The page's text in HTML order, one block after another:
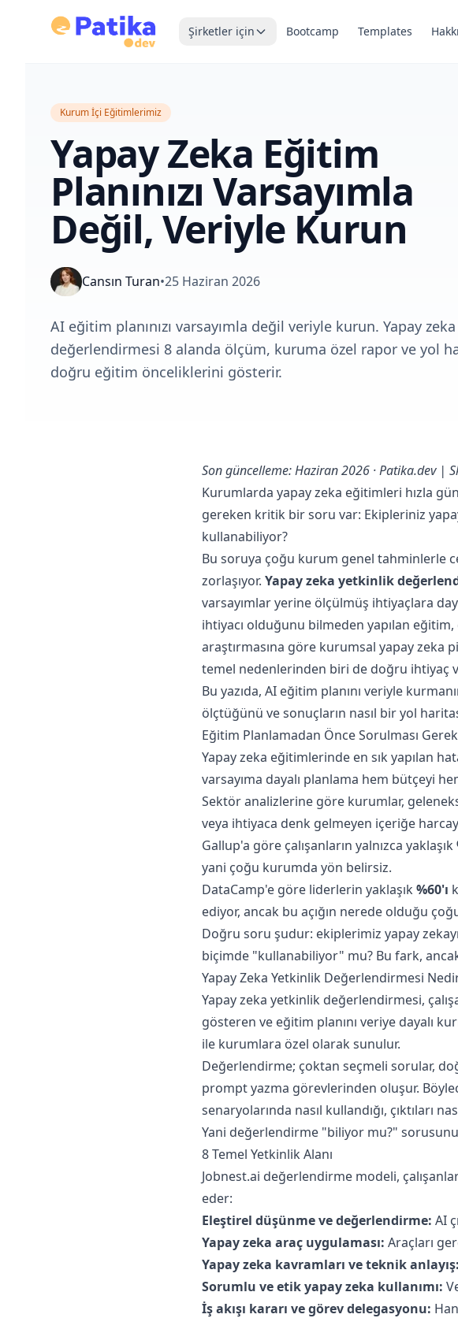
Şirketler için Bootcamp Templates
Kurum İçi Eğitimlerimiz
Yapay Zeka Eğitim
Planınızı Varsayımla
Değil, Veriyle Kurun
Cansın Turan•25 Haziran 2026
AI eğitim planınızı varsayımla değil veriyle kurun. Yapay
değerlendirmesi 8 alanda ölçüm, kuruma özel rapor ve yol
doğru eğitim önceliklerini gösterir.
Son güncelleme: Haziran 2026 · Patika.dev |
Kurumlarda yapay zeka eğitimleri hızla
gereken kritik bir soru var: Ekipleriniz
kullanabiliyor?
Bu soruya çoğu kurum genel tahminlerle
zorlaşıyor. Yapay zeka yetkinlik
varsayımlar yerine ölçülmüş ihtiyaçlara
ihtiyacı olduğunu bilmeden yapılan
araştırmasına göre kurumsal yapay zeka
temel nedenlerinden biri de doğru ihtiyaç
Bu yazıda, AI eğitim planını veriyle
ölçtüğünü ve sonuçların nasıl bir yol
Eğitim Planlamadan Önce Sorulması
Yapay zeka eğitimlerinde en sık yapılan
varsayıma dayalı planlama hem bütçeyi
Sektör analizlerine göre kurumlar,
veya ihtiyaca denk gelmeyen içeriğe
Gallup'a göre çalışanların yalnızca yaklaşık
yani çoğu kurumda yön belirsiz.
DataCamp'e göre liderlerin yaklaşık %60'ı
ediyor, ancak bu açığın nerede olduğu
Doğru soru şudur: ekiplerimiz yapay
biçimde "kullanabiliyor" mu? Bu fark,
Yapay Zeka Yetkinlik Değerlendirmesi
Yapay zeka yetkinlik değerlendirmesi,
gösteren ve eğitim planını veriye dayalı
ile kurumlara özel olarak sunulur.
Değerlendirme; çoktan seçmeli sorular,
prompt yazma görevlerinden oluşur.
senaryolarında nasıl kullandığı, çıktıları
Yani değerlendirme "biliyor mu?"
8 Temel Yetkinlik Alanı
Jobnest.ai değerlendirme modeli,
eder:
Eleştirel düşünme ve değerlendirme: AI
Yapay zeka araç uygulaması: Araçları
Yapay zeka kavramları ve teknik anlayış:
Sorumlu ve etik yapay zeka kullanımı:
İş akışı kararı ve görev delegasyonu: